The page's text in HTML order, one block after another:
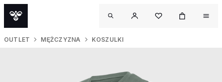
OUTLET MĘŻCZYZNA KOSZULKI